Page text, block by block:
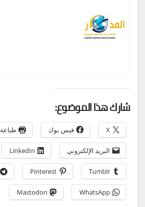
شارك هذا الموضوع:
X فيس بوك طباعة
البريد الإلكتروني LinkedIn
Tumblr
Pinterest
WhatsApp
Mastodon